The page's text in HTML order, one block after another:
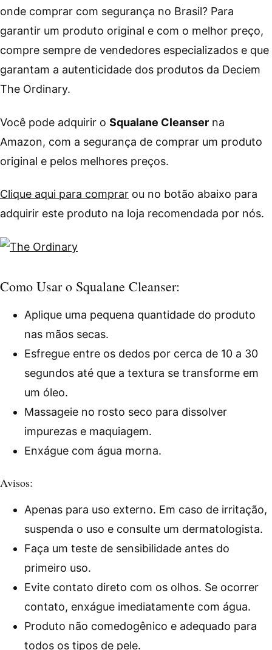
onde comprar com segurança no Brasil? Para
garantir um produto original e com o melhor preço,
compre sempre de vendedores especializados e que
garantam a autenticidade dos produtos da Deciem
The Ordinary.
Você pode adquirir o Squalane Cleanser na
Amazon, com a segurança de comprar um produto
original e pelos melhores preços.
Clique aqui para comprar ou no botão abaixo para
adquirir este produto na loja recomendada por nós.
Como Usar o Squalane Cleanser:
Aplique uma pequena quantidade do produto
nas mãos secas.
Esfregue entre os dedos por cerca de 10 a 30
segundos até que a textura se transforme em
um óleo.
Massageie no rosto seco para dissolver
impurezas e maquiagem.
Enxágue com água morna.
Avisos:
Apenas para uso externo. Em caso de irritação,
suspenda o uso e consulte um dermatologista.
Faça um teste de sensibilidade antes do
primeiro uso.
Evite contato direto com os olhos. Se ocorrer
contato, enxágue imediatamente com água.
Produto não comedogênico e adequado para
todos os tipos de pele.